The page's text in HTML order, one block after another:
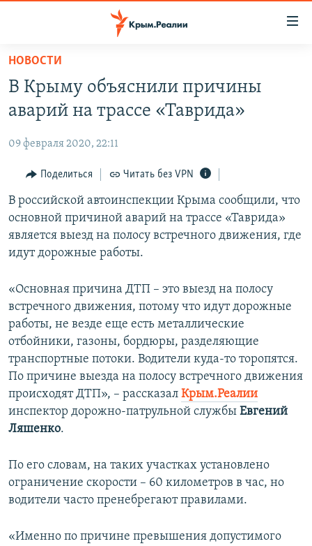
Вернуться
основному
содержанию
Вернутся
навигации
Вернутся
поиску
СПЕЦПРОЕКТЫ
КАРТА ВОЕННЫХ ОБЪЕКТОВ КРЫМА
11 ЛЕТ ОККУПАЦИИ КРЫМА. 11 ИСТОРИЙ СОПРОТИВЛЕНИЯ
ВОДА
ИСТОРИЯ
ЕЩЕ
ИНТЕРАКТИВ
ИНФОГРАФИКА
ТЕЛЕПРОЕКТ КРЫМ.РЕАЛИИ
ПОБЕДИТЕЛЕЙ НЕ СУДЯТ?
ELIFBE
УКРАИНСКАЯ ПРОБЛЕМА КРЫМА
РАДІО СВОБОДА
КАК ОБОЙТИ БЛОКИРОВКУ
Українською
Qırımtatar
ПРИСОЕДИНЯЙТЕСЬ!
Все сайты RFE/RL
НОВОСТИ
В Крыму объяснили причины
аварий на трассе «Таврида»
09 февраля 2020, 22:11
Поделиться Читать без VPN
В российской автоинспекции Крыма сообщили, что
основной причиной аварий на трассе «Таврида»
является выезд на полосу встречного движения, где
идут дорожные работы.
«Основная причина ДТП – это выезд на полосу
встречного движения, потому что идут дорожные
работы, не везде еще есть металлические
отбойники, газоны, бордюры, разделяющие
транспортные потоки. Водители куда-то торопятся.
По причине выезда на полосу встречного движения
происходят ДТП», – рассказал Крым.Реалии
инспектор дорожно-патрульной службы Евгений
Ляшенко.
По его словам, на таких участках установлено
ограничение скорости – 60 километров в час, но
водители часто пренебрегают правилами.
«Именно по причине превышения допустимого